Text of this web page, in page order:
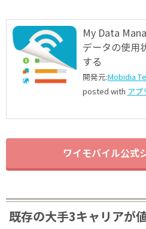
My Data
データの使用
する
開発元:Mobidia
posted with アプ
ワイモバイル公式
既存の大手3キャリアが